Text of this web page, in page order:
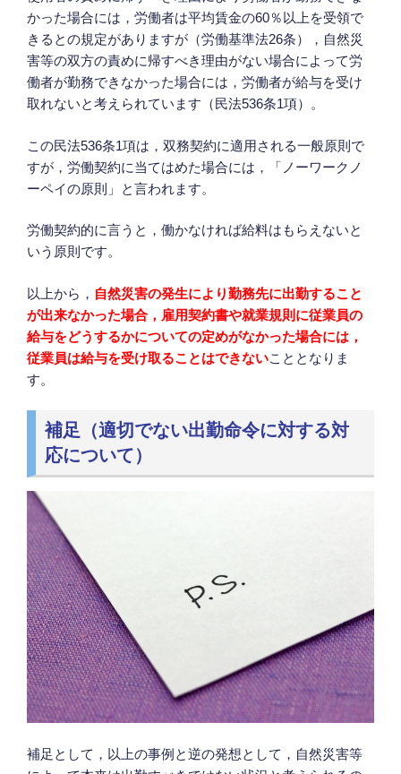
かった場合には，労働者は平均賃金の60％以上を受領で
きるとの規定がありますが（労働基準法26条），自然災
害等の双方の責めに帰すべき理由がない場合によって労
働者が勤務できなかった場合には，労働者が給与を受け
取れないと考えられています（民法536条1項）。
この民法536条1項は，双務契約に適用される一般原則で
すが，労働契約に当てはめた場合には，「ノーワークノ
ーペイの原則」と言われます。
労働契約的に言うと，働かなければ給料はもらえないと
いう原則です。
以上から， 自然災害の発生により勤務先に出勤すること
が出来なかった場合，雇用契約書や就業規則に従業員の
給与をどうするかについての定めがなかった場合には，
従業員は給与を受け取ることはできないこととなりま
す。
補足（適切でない出勤命令に対する対
応について）
補足として，以上の事例と逆の発想として，自然災害等